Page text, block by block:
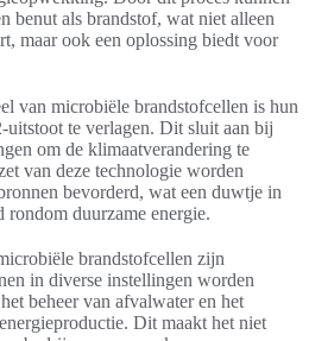
benut als brandstof, wat niet alleen
maar ook een oplossing biedt voor
van microbiële brandstofcellen is hun
uitstoot te verlagen. Dit sluit aan bij
om de klimaatverandering te
van deze technologie worden
bevorderd, wat een duwtje in
rondom duurzame energie.
brandstofcellen zijn
in diverse instellingen worden
beheer van afvalwater en het
Dit maakt het niet